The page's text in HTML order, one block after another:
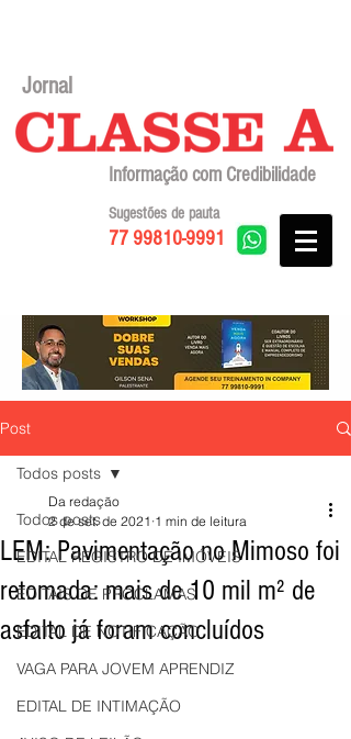
Jornal
Informação com Credibilidade
77 99810-9991
Sugestões de pauta
Post
Todos posts
EDITAL REGISTRO DE IMÓVEIS
EDITAIS DE PROCLAMAS
EDITAL DE NOTIFICAÇÃO
VAGA PARA JOVEM APRENDIZ
EDITAL DE INTIMAÇÃO
Todos posts
LEM: Pavimentação no Mimoso foi
retomada: mais de 10 mil m² de
asfalto já foram concluídos
Da redação
2 de set. de 2021 1 min de leitura